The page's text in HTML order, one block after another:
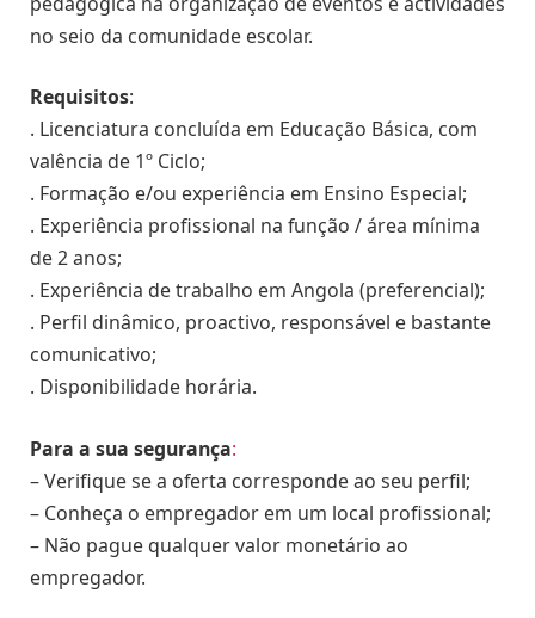
no seio da comunidade escolar.
Requisitos:
. Licenciatura concluída em Educação Básica, com
valência de 1º Ciclo;
. Formação e/ou experiência em Ensino Especial;
. Experiência profissional na função / área mínima
de 2 anos;
. Experiência de trabalho em Angola (preferencial);
. Perfil dinâmico, proactivo, responsável e bastante
comunicativo;
. Disponibilidade horária.
Para a sua segurança:
– Verifique se a oferta corresponde ao seu perfil;
– Conheça o empregador em um local profissional;
– Não pague qualquer valor monetário ao
empregador.